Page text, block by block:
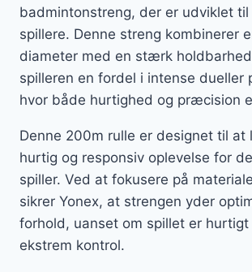
badmintonstreng, der er udviklet til
spillere. Denne streng kombinerer
diameter med en stærk
spilleren en fordel i intense dueller
hvor både hurtighed og præcision
Denne 200m rulle er designet til at
hurtig og responsiv oplevelse for
spiller. Ved at fokusere på
sikrer Yonex, at strengen yder
forhold, uanset om spillet er
ekstrem kontrol.